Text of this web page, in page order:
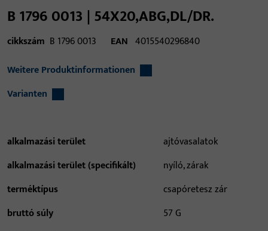
B 1796 0013 | 54X20,ABG,DL/DR.
cikkszám B 1796 0013 EAN 4015540296840
Weitere Produktinformationen
Varianten
alkalmazási terület
ajtóvasalatok
alkalmazási terület (specifikált)
nyíló, zárak
terméktípus
csapóretesz zár
bruttó súly
57 G